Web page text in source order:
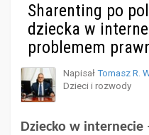
Sharenting po
dziecka w
problemem
Napisał Tomasz R.
Dzieci i rozwody
Dziecko w internecie